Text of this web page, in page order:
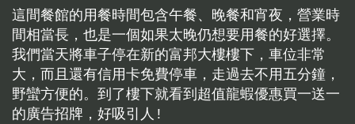
這間餐館的用餐時間包含午餐、晚餐和宵夜，營業時
間相當長，也是一個如果太晚仍想要用餐的好選擇。
我們當天將車子停在新的富邦大樓樓下，車位非常
大，而且還有信用卡免費停車，走過去不用五分鐘，
野蠻方便的。到了樓下就看到超值龍蝦優惠買一送一
的廣告招牌，好吸引人!